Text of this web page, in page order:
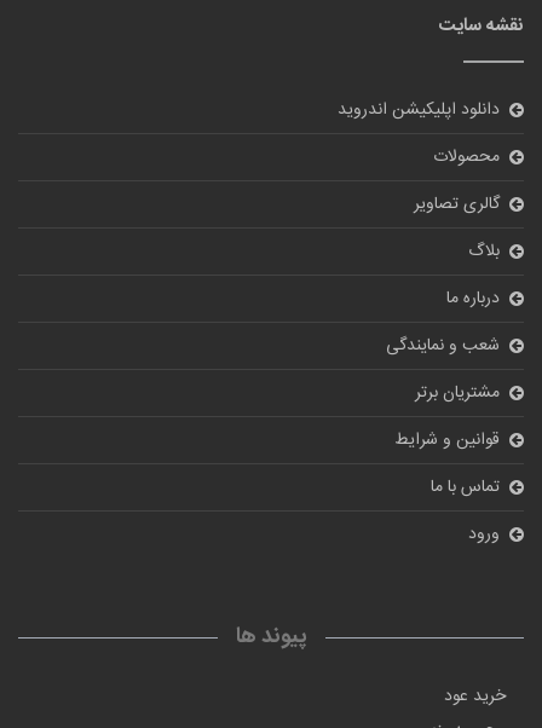
نقشه سایت
دانلود اپلیکیشن اندروید
محصولات
گالری تصاویر
بلاگ
درباره ما
شعب و نمایندگی
مشتریان برتر
قوانین و شرایط
تماس با ما
ورود
پیوند ها
خرید عود